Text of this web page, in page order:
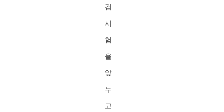
검
시
험
을
앞
두
고